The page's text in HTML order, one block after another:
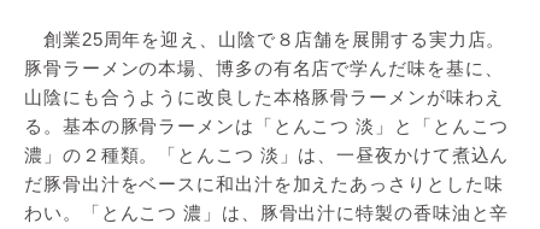
創業25周年を迎え、山陰で８店舗を展開する実力店。
豚骨ラーメンの本場、博多の有名店で学んだ味を基に、
山陰にも合うように改良した本格豚骨ラーメンが味わえ
る。基本の豚骨ラーメンは「とんこつ 淡」と「とんこつ
濃」の２種類。「とんこつ 淡」は、一昼夜かけて煮込ん
だ豚骨出汁をベースに和出汁を加えたあっさりとした味
わい。「とんこつ 濃」は、豚骨出汁に特製の香味油と辛